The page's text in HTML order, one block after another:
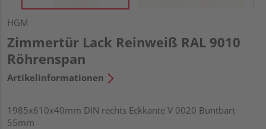
HGM
Zimmertür Lack Reinweiß RAL 9010
Röhrenspan
Artikelinformationen
1985x610x40mm DIN rechts Eckkante V 0020 Buntbart
55mm